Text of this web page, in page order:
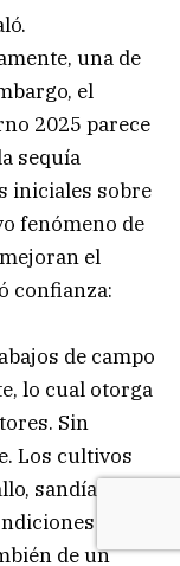
una de
el
2025 parece
sequía
iniciales sobre
fenómeno de
el
confianza:
de campo
lo cual otorga
Sin
Los cultivos
sandía,
de un